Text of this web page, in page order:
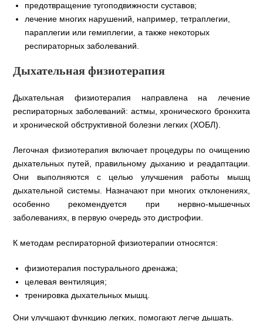
предотвращение тугоподвижности суставов;
лечение многих нарушений, например, тетраплегии,
параплегии или гемиплегии, а также некоторых
респираторных заболеваний.
Дыхательная физиотерапия
Дыхательная физиотерапия направлена ​​на лечение
респираторных заболеваний: астмы, хронического бронхита
и хронической обструктивной болезни легких (ХОБЛ).
Легочная физиотерапия включает процедуры по очищению
дыхательных путей, правильному дыханию и реадаптации.
Они выполняются с целью улучшения работы мышц
дыхательной системы. Назначают при многих отклонениях,
особенно рекомендуется при нервно-мышечных
заболеваниях, в первую очередь это дистрофии.
К методам респираторной физиотерапии относятся:
физиотерапия постурального дренажа;
целевая вентиляция;
тренировка дыхательных мышц.
Они улучшают функцию легких, помогают легче дышать.